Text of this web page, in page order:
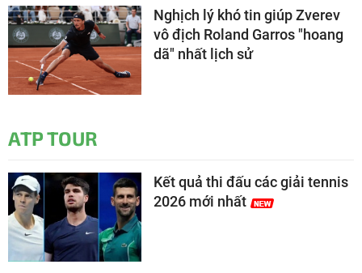
Nghịch lý khó tin giúp Zverev
vô địch Roland Garros "hoang
dã" nhất lịch sử
ATP TOUR
Kết quả thi đấu các giải tennis
2026 mới nhất